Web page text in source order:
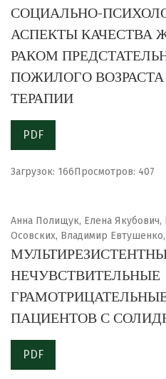
СОЦИАЛЬНО-
АСПЕКТЫ КАЧЕСТВА
РАКОМ
ПОЖИЛОГО
ТЕРАПИИ
PDF
Загрузок: 166Просмотров: 407
Анна Полищук, Елена Якубович,
Осовских, Владимир
НЕЧУВСТВИТЕЛЬНЫЕ
ПАЦИЕНТОВ С
PDF